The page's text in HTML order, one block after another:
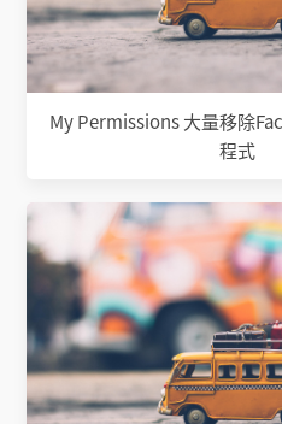
My Permissions 大量移除
程式